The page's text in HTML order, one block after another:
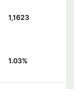
1,1623
1.03%